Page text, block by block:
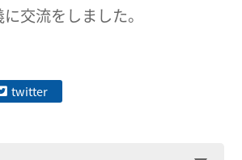
交流をしました。
twitter